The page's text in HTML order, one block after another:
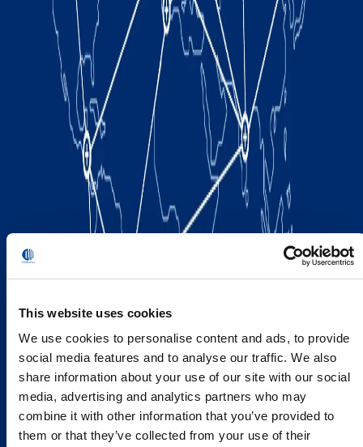
This website uses cookies
We use cookies to personalise content and ads, to provide
social media features and to analyse our traffic. We also
share information about your use of our site with our social
media, advertising and analytics partners who may
combine it with other information that you’ve provided to
them or that they’ve collected from your use of their